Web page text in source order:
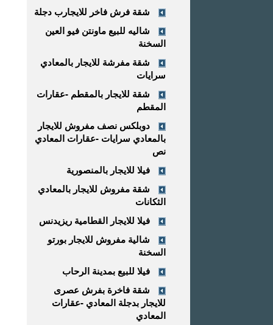
شقة فرش فاخر للايجارب دجلة
شاليه للبيع ماونتن فيو العين
السخنة
شقة مفرشة للايجار بالمعادي
سرايات
شقة للايجار بالمقطم -عقارات
المقطم
دوبلكس نصف مفروش للايجار
بالمعادي سرايات -عقارات المعادي
نص
فيلا للايجار بالمنصورية
شقة مفروش للايجار بالمعادي
الثكانات
فيلا للايجار القطامية ريزيدنس
شالية مفروش للايجار بورتو
السخنة
فيلا للبيع بمدينة الرحاب
شقة فاخرة بفرش عصرى
للايجار بدجلة المعادي -عقارات
المعادي